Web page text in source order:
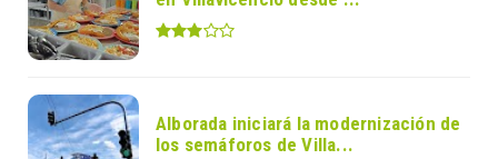
Alborada iniciará la modernización de
los semáforos de Villa...